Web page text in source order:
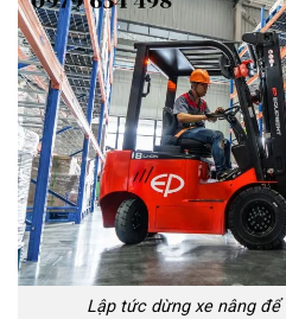
Lập tức dừng xe nâng